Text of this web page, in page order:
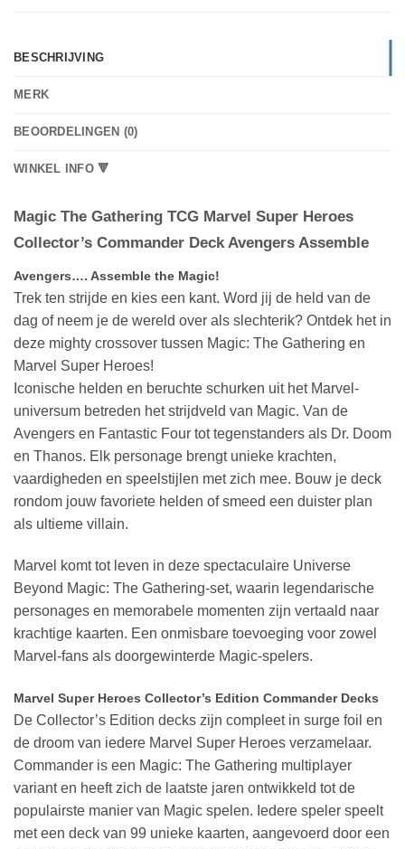
BESCHRIJVING
MERK
BEOORDELINGEN (0)
WINKEL INFO 🔻
Magic The Gathering TCG Marvel Super Heroes
Collector’s Commander Deck Avengers Assemble
Avengers…. Assemble the Magic!
Trek ten strijde en kies een kant. Word jij de held van de
dag of neem je de wereld over als slechterik? Ontdek het in
deze mighty crossover tussen Magic: The Gathering en
Marvel Super Heroes!
Iconische helden en beruchte schurken uit het Marvel-
universum betreden het strijdveld van Magic. Van de
Avengers en Fantastic Four tot tegenstanders als Dr. Doom
en Thanos. Elk personage brengt unieke krachten,
vaardigheden en speelstijlen met zich mee. Bouw je deck
rondom jouw favoriete helden of smeed een duister plan
als ultieme villain.
Marvel komt tot leven in deze spectaculaire Universe
Beyond Magic: The Gathering-set, waarin legendarische
personages en memorabele momenten zijn vertaald naar
krachtige kaarten. Een onmisbare toevoeging voor zowel
Marvel-fans als doorgewinterde Magic-spelers.
Marvel Super Heroes Collector’s Edition Commander Decks
De Collector’s Edition decks zijn compleet in surge foil en
de droom van iedere Marvel Super Heroes verzamelaar.
Commander is een Magic: The Gathering multiplayer
variant en heeft zich de laatste jaren ontwikkeld tot de
populairste manier van Magic spelen. Iedere speler speelt
met een deck van 99 unieke kaarten, aangevoerd door een